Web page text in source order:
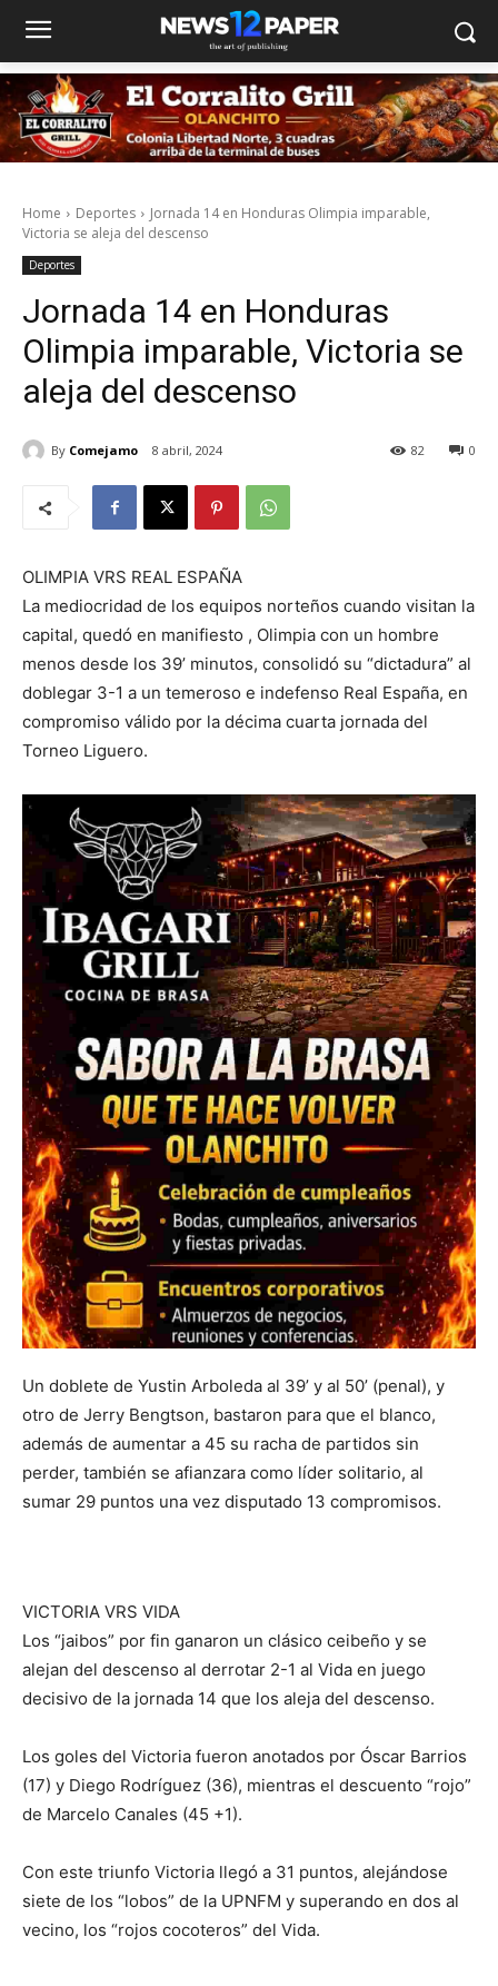
Home Deportes
Jornada 14 en Honduras Olimpia imparable,
Victoria se aleja del descenso
Deportes
Jornada 14 en Honduras
Olimpia imparable, Victoria se
aleja del descenso
By Comejamo 8 abril, 2024 0
82
OLIMPIA VRS REAL ESPAÑA
La mediocridad de los equipos norteños cuando visitan la
capital, quedó en manifiesto , Olimpia con un hombre
menos desde los 39’ minutos, consolidó su “dictadura” al
doblegar 3-1 a un temeroso e indefenso Real España, en
compromiso válido por la décima cuarta jornada del
Torneo Liguero.
Un doblete de Yustin Arboleda al 39’ y al 50’ (penal), y
otro de Jerry Bengtson, bastaron para que el blanco,
además de aumentar a 45 su racha de partidos sin
perder, también se afianzara como líder solitario, al
sumar 29 puntos una vez disputado 13 compromisos.
VICTORIA VRS VIDA
Los “jaibos” por fin ganaron un clásico ceibeño y se
alejan del descenso al derrotar 2-1 al Vida en juego
decisivo de la jornada 14 que los aleja del descenso.
Los goles del Victoria fueron anotados por Óscar Barrios
(17) y Diego Rodríguez (36), mientras el descuento “rojo”
de Marcelo Canales (45 +1).
Con este triunfo Victoria llegó a 31 puntos, alejándose
siete de los “lobos” de la UPNFM y superando en dos al
vecino, los “rojos cocoteros” del Vida.